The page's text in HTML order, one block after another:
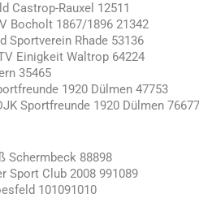
Castrop-Rauxel 12511
Bocholt 1867/1896 21342
Sportverein Rhade 53136
Einigkeit Waltrop 64224
35465
1920 Dülmen 47753
Sportfreunde 1920 Dülmen 76677
Schermbeck 88898
Sport Club 2008 991089
101091010